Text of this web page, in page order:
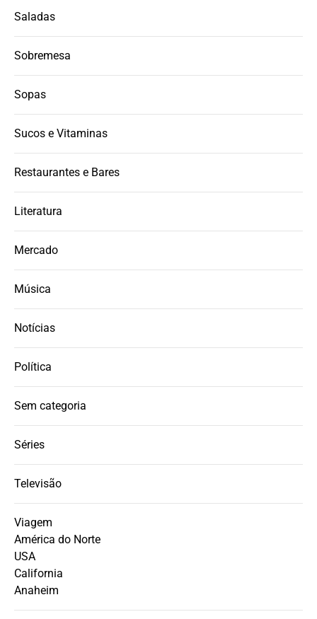
Saladas
Sobremesa
Sopas
Sucos e Vitaminas
Restaurantes e Bares
Literatura
Mercado
Música
Notícias
Política
Sem categoria
Séries
Televisão
Viagem
América do Norte
USA
California
Anaheim